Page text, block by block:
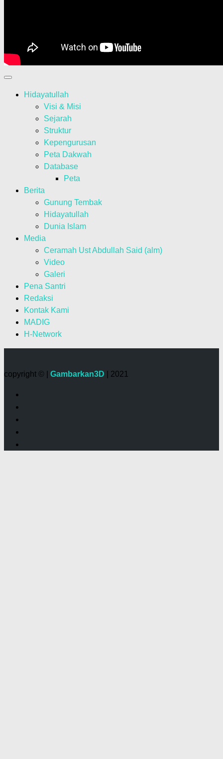
Hidayatullah
Visi & Misi
Sejarah
Struktur
Kepengurusan
Peta Dakwah
Database
Peta
Berita
Gunung Tembak
Hidayatullah
Dunia Islam
Media
Ceramah Ust Abdullah Said (alm)
Video
Galeri
Pena Santri
Redaksi
Kontak Kami
MADIG
H-Network
copyright © | Gambarkan3D | 2021